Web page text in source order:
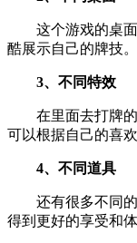
这个游戏的桌面
酷展示自己的牌技。
3、不同特效
在里面去打牌的
可以根据自己的喜
4、不同道具
还有很多不同的
得到更好的享受和体